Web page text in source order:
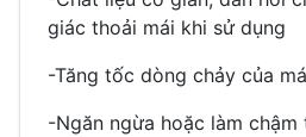
giác thoải mái khi sử dụng
-Tăng tốc dòng chảy của
-Ngăn ngừa hoặc làm